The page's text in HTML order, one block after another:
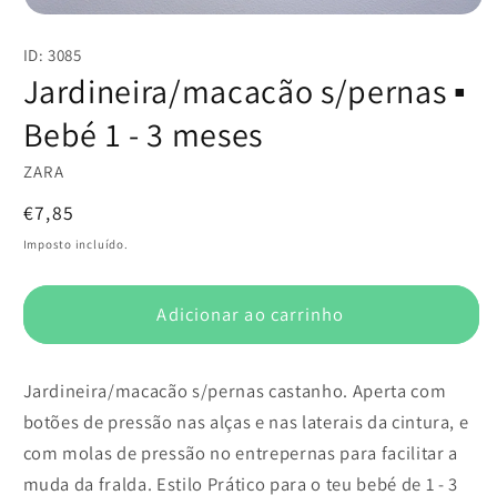
multimédia
em
modal
ID: 3085
Jardineira/macacão s/pernas ▪️
Bebé 1 - 3 meses
ZARA
Preço
normal
€7,85
Imposto incluído.
Adicionar ao carrinho
Jardineira/macacão s/pernas castanho. Aperta com
botões de pressão nas alças e nas laterais da cintura, e
com molas de pressão no entrepernas para facilitar a
muda da fralda. Estilo Prático para o teu bebé de 1 - 3